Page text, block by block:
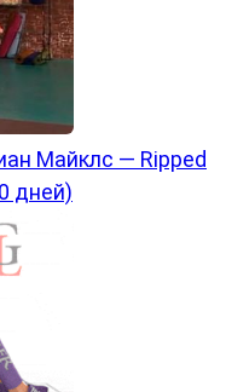
Майклс — Ripped
дней)